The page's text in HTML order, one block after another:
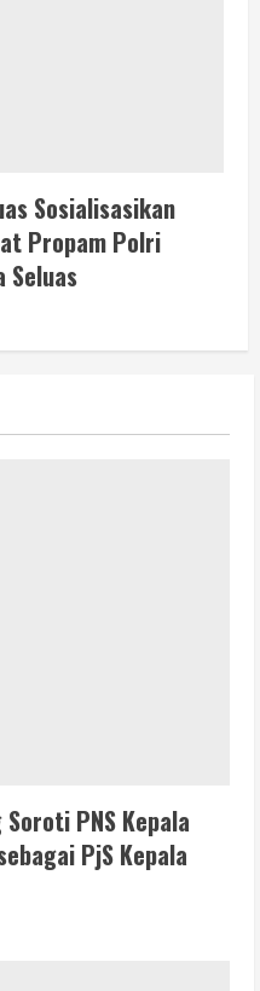
Sosialisasikan
Propam Polri
Seluas
PNS Kepala
PjS Kepala